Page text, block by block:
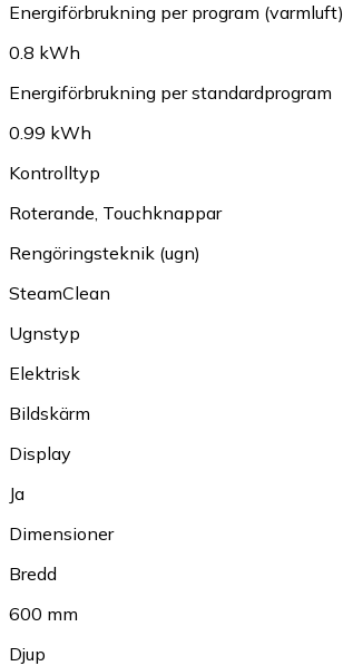
Energiförbrukning per program (varmluft)
0.8 kWh
Energiförbrukning per standardprogram
0.99 kWh
Kontrolltyp
Roterande, Touchknappar
Rengöringsteknik (ugn)
SteamClean
Ugnstyp
Elektrisk
Bildskärm
Display
Ja
Dimensioner
Bredd
600 mm
Djup